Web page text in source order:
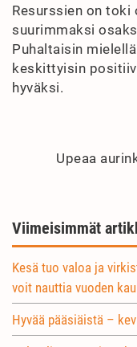
Resurssien on
suurimmaksi
Puhaltaisin
keskittyisin
hyväksi.
Upeaa
Viimeisimmät
Kesä tuo valoa ja
voit nauttia vuoden
Hyvää pääsiäistä –